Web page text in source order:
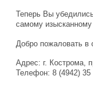
Теперь Вы
самому
Добро пожаловать в
Адрес: г. Кострома,
Телефон: 8 (4942) 35